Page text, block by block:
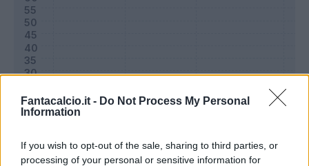
Fantacalcio.it - Do Not Process My Personal
Information
If you wish to opt-out of the sale, sharing to third parties, or
processing of your personal or sensitive information for